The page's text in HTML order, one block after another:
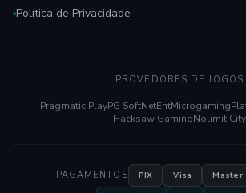
Política de Privacidade
PROVEDORES DE JOGOS
Pragmatic PlayPG SoftNetEntMicrogaming
Hacksaw GamingNolimit City
PAGAMENTOS PIX Visa Master